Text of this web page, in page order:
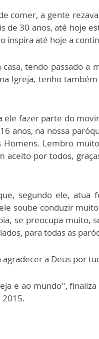
comer, a gente
de 30 anos, até hoje
inspira até hoje a
tendo passado a
Igreja, tenho
ele fazer parte do
anos, na nossa
Homens. Lembro
por todos,
segundo ele, atua
soube conduzir
se preocupa muito,
para todas as
a Deus por
e ao mundo”,
2015.